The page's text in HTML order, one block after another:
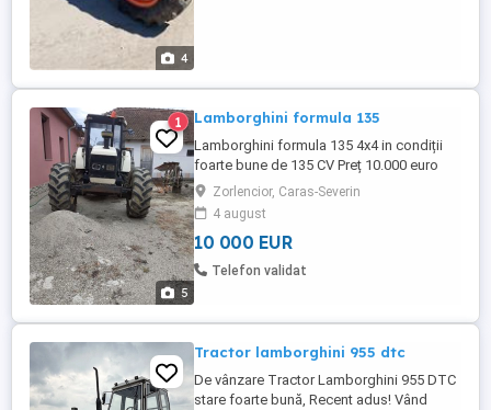
4
5
1 Lamborghini formula 135
Lamborghini formula 135 4x4 in condiții
foarte bune de 135 CV Preț 10.000 euro
Pentru mai multe detalii la număr de
telefon
Zorlencior, Caras-Severin
4 august
10 000 EUR
Telefon validat
Tractor lamborghini 955 dtc
De vânzare Tractor Lamborghini 955 DTC
stare foarte bună, Recent adus! Vând